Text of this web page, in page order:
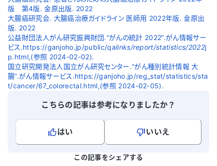
版 第4版. 金原出版. 2022
大腸癌研究会. 大腸癌治療ガイドライン 医師用 2022年版. 金原出
版. 2022
公益財団法人がん研究振興財団.“がんの統計 2022”.がん情報サー
ビス.https://ganjoho.jp/public/qalinks/report/statistics/2022j
p.html,(参照 2024-02-02).
国立研究開発法人国立がん研究センター.“がん種別統計情報 大
腸”.がん情報サービス.https://ganjoho.jp/reg_stat/statistics/sta
t/cancer/67_colorectal.html,(参照 2024-02-05).
こちらの記事は参考になりましたか？
はい
いいえ
この記事をシェアする